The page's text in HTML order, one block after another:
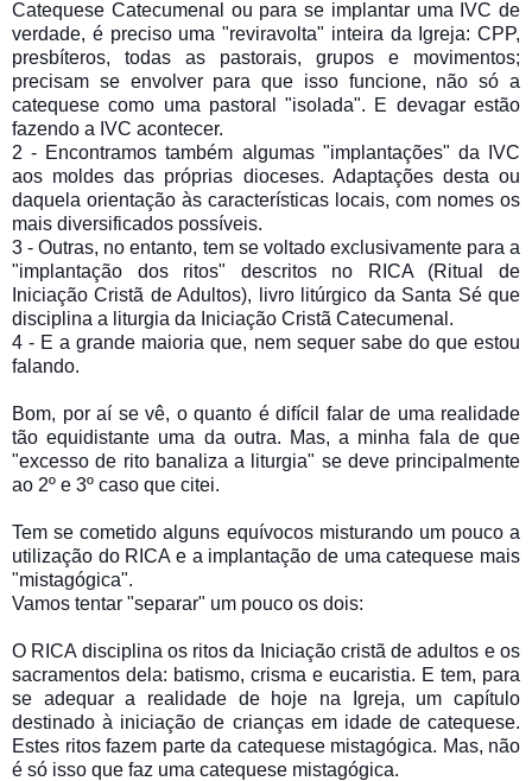
Catequese Catecumenal ou para se implantar uma IVC de
verdade, é preciso uma "reviravolta" inteira da Igreja: CPP,
presbíteros, todas as pastorais, grupos e movimentos;
precisam se envolver para que isso funcione, não só a
catequese como uma pastoral "isolada". E devagar estão
fazendo a IVC acontecer.
2 - Encontramos também algumas "implantações" da IVC
aos moldes das próprias dioceses. Adaptações desta ou
daquela orientação às características locais, com nomes os
mais diversificados possíveis.
3 - Outras, no entanto, tem se voltado exclusivamente para a
"implantação dos ritos" descritos no RICA (Ritual de
Iniciação Cristã de Adultos), livro litúrgico da Santa Sé que
disciplina a liturgia da Iniciação Cristã Catecumenal.
4 - E a grande maioria que, nem sequer sabe do que estou
falando.
Bom, por aí se vê, o quanto é difícil falar de uma realidade
tão equidistante uma da outra. Mas, a minha fala de que
"excesso de rito banaliza a liturgia" se deve principalmente
ao 2º e 3º caso que citei.
Tem se cometido alguns equívocos misturando um pouco a
utilização do RICA e a implantação de uma catequese mais
"mistagógica".
Vamos tentar "separar" um pouco os dois:
O RICA disciplina os ritos da Iniciação cristã de adultos e os
sacramentos dela: batismo, crisma e eucaristia. E tem, para
se adequar a realidade de hoje na Igreja, um capítulo
destinado à iniciação de crianças em idade de catequese.
Estes ritos fazem parte da catequese mistagógica. Mas, não
é só isso que faz uma catequese mistagógica.